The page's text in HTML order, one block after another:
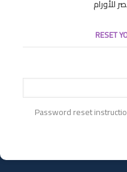
للأورام
RESET
Password reset